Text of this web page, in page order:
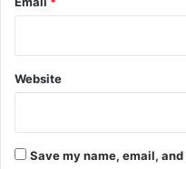
Website
Save my name, email,